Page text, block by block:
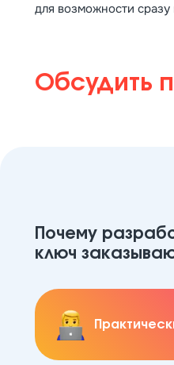
для возможности
Обсудить
Почему
ключ